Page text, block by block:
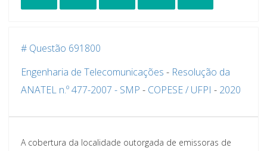
# Questão 691800
Engenharia de Telecomunicações - Resolução da
ANATEL n.º 477-2007 - SMP - COPESE / UFPI - 2020
A cobertura da localidade outorgada de emissoras de